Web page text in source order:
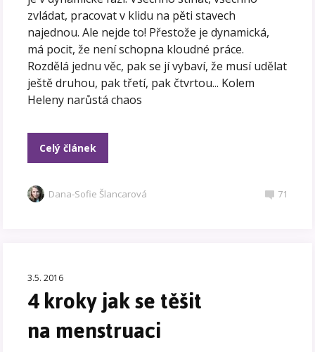
zvládat, pracovat v klidu na pěti stavech
najednou. Ale nejde to! Přestože je dynamická,
má pocit, že není schopna kloudné práce.
Rozdělá jednu věc, pak se jí vybaví, že musí udělat
ještě druhou, pak třetí, pak čtvrtou... Kolem
Heleny narůstá chaos
Celý článek
Dana-Sofie Šlancarová 71
3.5. 2016
4 kroky jak se těšit
na menstruaci